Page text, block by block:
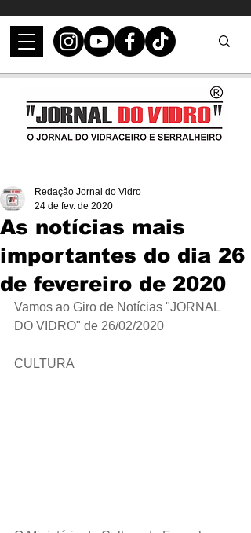
As notícias mais
importantes do dia 26
de fevereiro de 2020
Redação Jornal do Vidro
24 de fev. de 2020
Vamos ao Giro de Notícias "JORNAL
DO VIDRO" de 26/02/2020
CULTURA